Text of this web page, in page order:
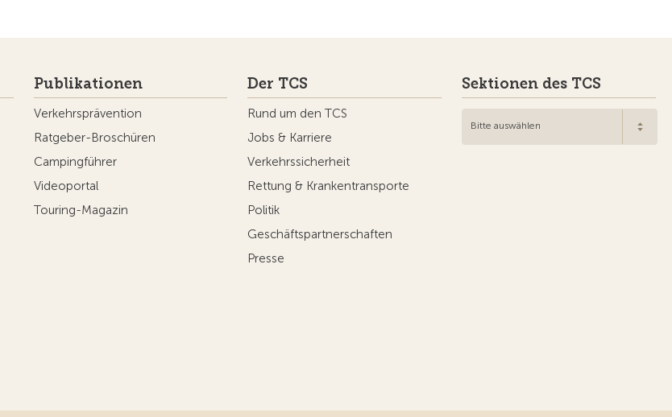
Publikationen
Verkehrsprävention
Ratgeber-Broschüren
Campingführer
Videoportal
Touring-Magazin
Der TCS
Rund um den TCS
Jobs & Karriere
Verkehrssicherheit
Rettung & Krankentransporte
Politik
Geschäftspartnerschaften
Presse
Sektionen des TCS
Bitte auswählen